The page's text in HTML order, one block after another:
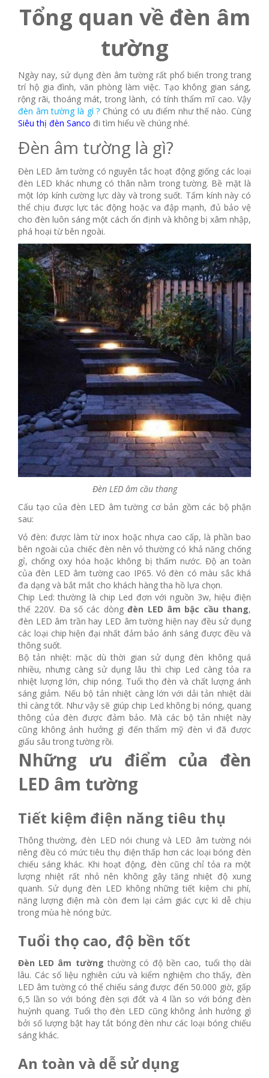
Tổng quan về đèn âm
tường
Ngày nay, sử dụng đèn âm tường rất phổ biến trong trang
trí hộ gia đình, văn phòng làm việc. Tạo không gian sáng,
rộng rãi, thoáng mát, trong lành, có tính thẩm mĩ cao. Vậy
đèn âm tường là gì ? Chúng có ưu điểm như thế nào. Cùng
Siêu thị đèn Sanco đi tìm hiểu về chúng nhé.
Đèn âm tường là gì?
Đèn LED âm tường có nguyên tắc hoạt động giống các loại
đèn LED khác nhưng có thân nằm trong tường. Bề mặt là
một lớp kính cường lực dày và trong suốt. Tấm kính này có
thể chịu được lực tác động hoặc va đập mạnh, đủ bảo vệ
cho đèn luôn sáng một cách ổn định và không bị xâm nhập,
phá hoại từ bên ngoài.
Đèn LED âm cầu thang
Cấu tạo của đèn LED âm tường cơ bản gồm các bộ phận
sau:
Vỏ đèn: được làm từ inox hoặc nhựa cao cấp, là phần bao
bên ngoài của chiếc đèn nên vỏ thường có khả năng chống
gỉ, chống oxy hóa hoặc không bị thấm nước. Độ an toàn
của đèn LED âm tường cao IP65. Vỏ đèn có màu sắc khá
đa dạng và bắt mắt cho khách hàng tha hồ lựa chọn.
Chip Led: thường là chip Led đơn với nguồn 3w, hiệu điện
thế 220V. Đa số các dòngđèn LED âm bậc cầu thang,
đèn LED âm trần hay LED âm tường hiện nay đều sử dụng
các loại chip hiện đại nhất đảm bảo ánh sáng được đều và
thông suốt.
Bộ tản nhiệt: mặc dù thời gian sử dụng đèn không quá
nhiều, nhưng càng sử dụng lâu thì chip Led càng tỏa ra
nhiệt lượng lớn, chip nóng. Tuổi thọ đèn và chất lượng ánh
sáng giảm. Nếu bộ tản nhiệt càng lớn với dải tản nhiệt dài
thì càng tốt. Như vậy sẽ giúp chip Led không bị nóng, quang
thông của đèn được đảm bảo. Mà các bộ tản nhiệt này
cũng không ảnh hưởng gì đến thẩm mỹ đèn vì đã được
giấu sâu trong tường rồi.
Những ưu điểm của đèn
LED âm tường
Tiết kiệm điện năng tiêu thụ
Thông thường, đèn LED nói chung và LED âm tường nói
riêng đều có mức tiêu thụ điện thấp hơn các loại bóng đèn
chiếu sáng khác. Khi hoạt động, đèn cũng chỉ tỏa ra một
lượng nhiệt rất nhỏ nên không gây tăng nhiệt độ xung
quanh. Sử dụng đèn LED không những tiết kiệm chi phí,
năng lượng điện mà còn đem lại cảm giác cực kì dễ chịu
trong mùa hè nóng bức.
Tuổi thọ cao, độ bền tốt
Đèn LED âm tường thường có độ bền cao, tuổi thọ dài
lâu. Các số liệu nghiên cứu và kiểm nghiệm cho thấy, đèn
LED âm tường có thể chiếu sáng được đến 50.000 giờ, gấp
6,5 lần so với bóng đèn sợi đốt và 4 lần so với bóng đèn
huỳnh quang. Tuổi thọ đèn LED cũng không ảnh hưởng gì
bởi số lượng bật hay tắt bóng đèn như các loại bóng chiếu
sáng khác.
An toàn và dễ sử dụng